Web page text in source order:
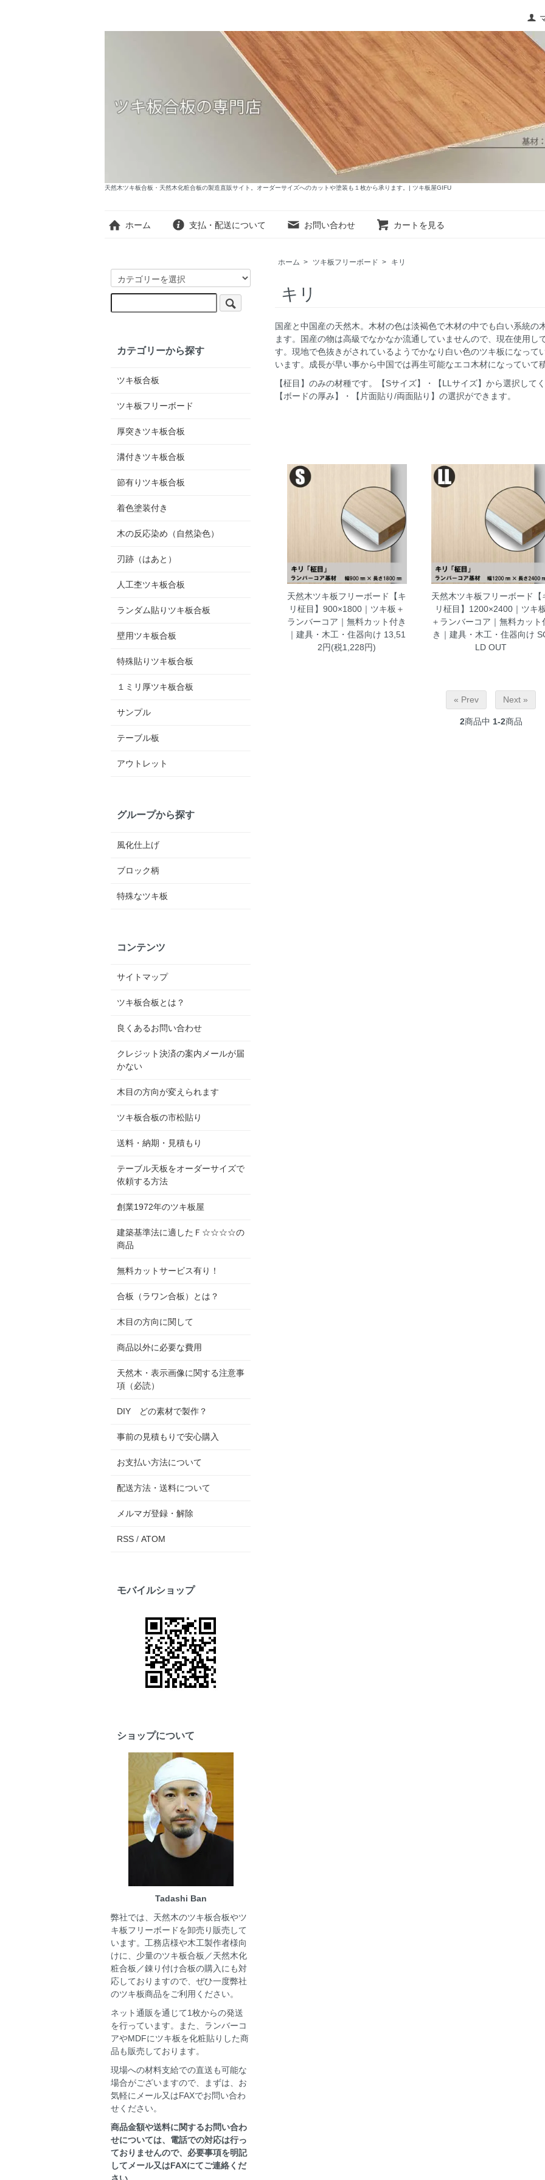
天然木ツキ板合板・天然木化粧合板の製造直販サイト。オーダーサイズへのカットや塗装も１枚から承ります。| ツキ板屋GIFU
ホーム 支払・配送について お問い合わせ カートを見る
ホーム > ツキ板フリーボード > キリ
キリ
国産と中国産の天然木。木材の色は淡褐色で木材の中でも白い系統の
ます。国産の物は高級でなかなか流通していませんので、現在使用し
す。現地で色抜きがされているようでかなり白い色のツキ板になって
います。成長が早い事から中国では再生可能なエコ木材になっていて
【柾目】のみの材種です。【Sサイズ】・【LLサイズ】から選択して
【ボードの厚み】・【片面貼り/両面貼り】の選択ができます。
天然木ツキ板フリーボード【キ
リ柾目】900×1800｜ツキ板＋
ランバーコア｜無料カット付き
｜建具・木工・住器向け 13,51
2円(税1,228円)
天然木ツキ板フリーボード【
リ柾目】1200×2400｜ツキ板
＋ランバーコア｜無料カット
き｜建具・木工・住器向け
LD OUT
« Prev Next »
2商品中 1-2商品
カテゴリーから探す
ツキ板合板
ツキ板フリーボード
厚突きツキ板合板
溝付きツキ板合板
節有りツキ板合板
着色塗装付き
木の反応染め（自然染色）
刃跡（はあと）
人工杢ツキ板合板
ランダム貼りツキ板合板
壁用ツキ板合板
特殊貼りツキ板合板
１ミリ厚ツキ板合板
サンプル
テーブル板
アウトレット
グループから探す
風化仕上げ
ブロック柄
特殊なツキ板
コンテンツ
サイトマップ
ツキ板合板とは？
良くあるお問い合わせ
クレジット決済の案内メールが届
かない
木目の方向が変えられます
ツキ板合板の市松貼り
送料・納期・見積もり
テーブル天板をオーダーサイズで
依頼する方法
創業1972年のツキ板屋
建築基準法に適したＦ☆☆☆☆の
商品
無料カットサービス有り！
合板（ラワン合板）とは？
木目の方向に関して
商品以外に必要な費用
天然木・表示画像に関する注意事
項（必読）
DIY どの素材で製作？
事前の見積もりで安心購入
お支払い方法について
配送方法・送料について
メルマガ登録・解除
RSS / ATOM
モバイルショップ
ショップについて
Tadashi Ban
弊社では、天然木のツキ板合板やツ
キ板フリーボードを卸売り販売して
います。工務店様や木工製作者様向
けに、少量のツキ板合板／天然木化
粧合板／錬り付け合板の購入にも対
応しておりますので、ぜひ一度弊社
のツキ板商品をご利用ください。
ネット通販を通じて1枚からの発送
を行っています。また、ランバーコ
アやMDFにツキ板を化粧貼りした商
品も販売しております。
現場への材料支給での直送も可能な
場合がございますので、まずは、お
気軽にメール又はFAXでお問い合わ
せください。
商品金額や送料に関するお問い合わ
せについては、電話での対応は行っ
ておりませんので、必要事項を明記
してメール又はFAXにてご連絡くだ